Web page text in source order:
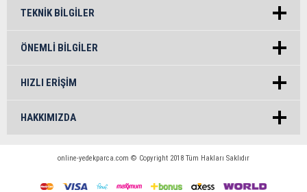
TEKNIK BILGILER
ÖNEMLI BILGILER
HIZLI ERIŞIM
HAKKIMIZDA
online-yedekparca.com © Copyright 2018 Tüm Hakları Saklıdır